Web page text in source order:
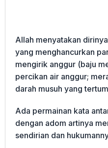
Allah menyatakan
yang menghancurkan
mengirik anggur (baju
percikan air anggur;
darah musuh yang
Ada permainan kata
dengan adom artinya
sendirian dan